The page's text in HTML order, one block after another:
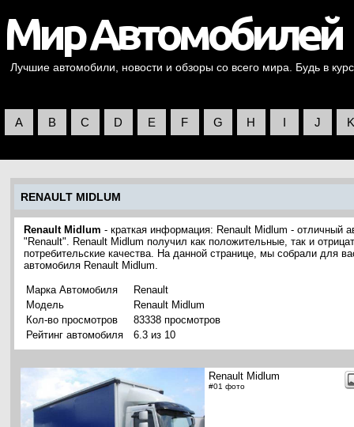
Лучшие автомобили, новости и обзоры со всего мира. Будь в
A B C D E F G H I J K
RENAULT MIDLUM
Renault Midlum - краткая информация: Renault Midlum - отличный
"Renault". Renault Midlum получил как положительные, так и
потребительские качества. На данной странице, мы собрали для
автомобиля Renault Midlum.
Марка Автомобиля
Renault
Модель
Renault Midlum
Кол-во просмотров
83338 просмотров
Рейтинг автомобиля
6.3 из 10
Renault Midlum
#01 фото